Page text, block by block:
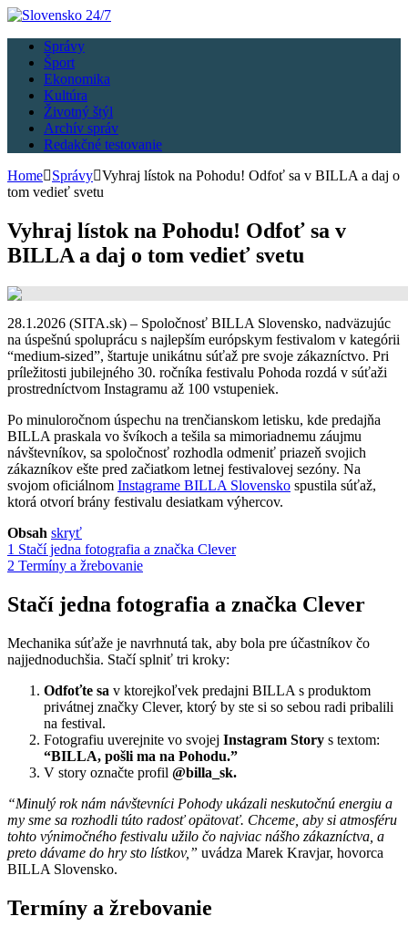
Správy
Šport
Ekonomika
Kultúra
Životný štýl
Archív správ
Redakčné testovanie
Home
Správy Vyhraj lístok na Pohodu! Odfoť sa v BILLA a daj o
tom vedieť svetu
Vyhraj lístok na Pohodu! Odfoť sa v
BILLA a daj o tom vedieť svetu
28.1.2026 (SITA.sk) – Spoločnosť BILLA Slovensko, nadväzujúc
na úspešnú spoluprácu s najlepším európskym festivalom v kategórii
“medium-sized”, štartuje unikátnu súťaž pre svoje zákazníctvo. Pri
príležitosti jubilejného 30. ročníka festivalu Pohoda rozdá v súťaži
prostredníctvom Instagramu až 100 vstupeniek.
Po minuloročnom úspechu na trenčianskom letisku, kde predajňa
BILLA praskala vo švíkoch a tešila sa mimoriadnemu záujmu
návštevníkov, sa spoločnosť rozhodla odmeniť priazeň svojich
zákazníkov ešte pred začiatkom letnej festivalovej sezóny. Na
svojom oficiálnom Instagrame BILLA Slovensko spustila súťaž,
ktorá otvorí brány festivalu desiatkam výhercov.
Obsah skryť
1 Stačí jedna fotografia a značka Clever
2 Termíny a žrebovanie
Stačí jedna fotografia a značka Clever
Mechanika súťaže je navrhnutá tak, aby bola pre účastníkov čo
najjednoduchšia. Stačí splniť tri kroky:
Odfoťte sa v ktorejkoľvek predajni BILLA s produktom
privátnej značky Clever, ktorý by ste si so sebou radi pribalili
na festival.
Fotografiu uverejnite vo svojej Instagram Story s textom:
“BILLA, pošli ma na Pohodu.”
V story označte profil @billa_sk.
“Minulý rok nám návštevníci Pohody ukázali neskutočnú energiu a
my sme sa rozhodli túto radosť opätovať. Chceme, aby si atmosféru
tohto výnimočného festivalu užilo čo najviac nášho zákazníctva, a
preto dávame do hry sto lístkov,” uvádza Marek Kravjar, hovorca
BILLA Slovensko.
Termíny a žrebovanie